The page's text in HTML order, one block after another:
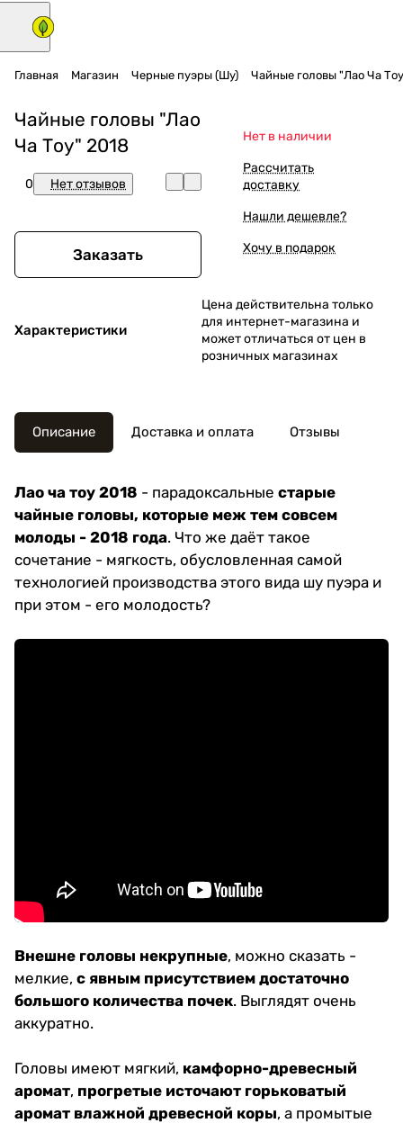
Главная Магазин Черные пуэры (Шу) Чайные головы "Лао Ча
Чайные головы "Лао
Ча Тоу" 2018
0 Нет отзывов
Заказать
Характеристики
Нет в наличии
Рассчитать
доставку
Нашли дешевле?
Хочу в подарок
Цена действительна только
для интернет-магазина и
может отличаться от цен в
розничных магазинах
Описание Доставка и оплата Отзывы
Лао ча тоу 2018 - парадоксальные старые
чайные головы, которые меж тем совсем
молоды - 2018 года. Что же даёт такое
сочетание - мягкость, обусловленная самой
технологией производства этого вида шу пуэра и
при этом - его молодость?
Внешне головы некрупные, можно сказать -
мелкие, с явным присутствием достаточно
большого количества почек. Выглядят очень
аккуратно.
Головы имеют мягкий, камфорно-древесный
аромат, прогретые источают горьковатый
аромат влажной древесной коры, а промытые